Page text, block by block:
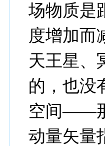
场物质是
度增加而
天王星、
的，也没
空间——
动量矢量